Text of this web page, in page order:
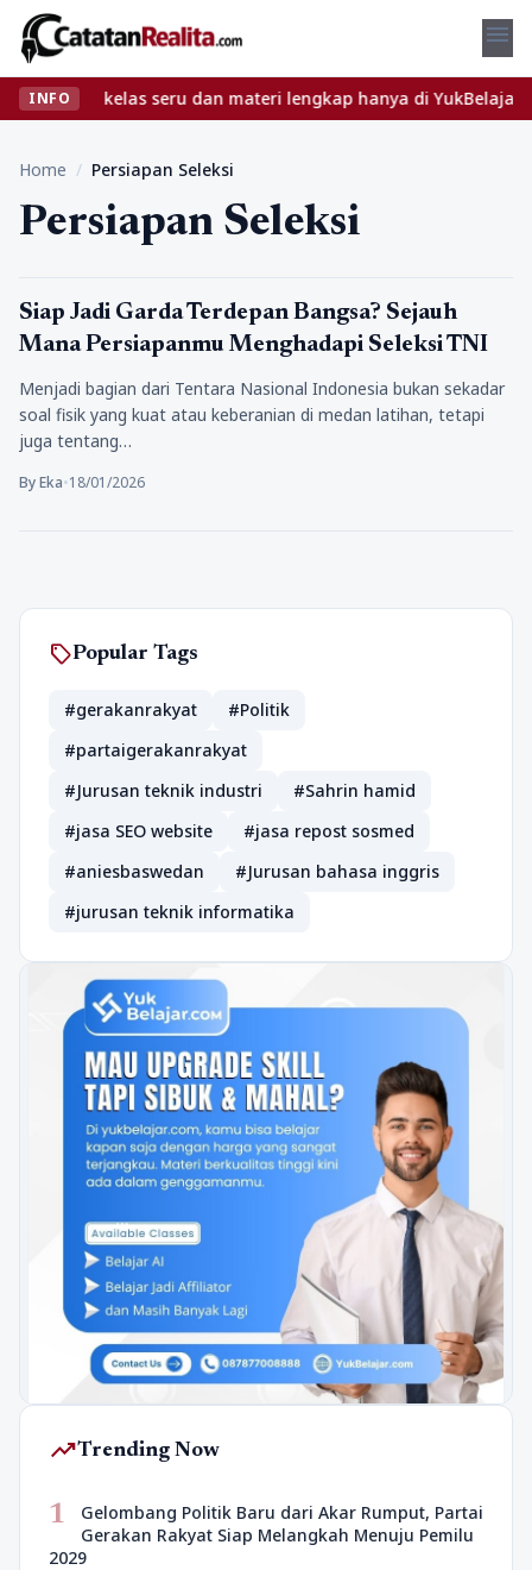
menu
INFOkelas seru dan materi lengkap hanya di
Home / Persiapan Seleksi
Persiapan Seleksi
Tips
Siap Jadi Garda Terdepan Bangsa? Sejauh
Mana Persiapanmu Menghadapi Seleksi TNI
Menjadi bagian dari Tentara Nasional Indonesia bukan sekadar
soal fisik yang kuat atau keberanian di medan latihan, tetapi
juga tentang…
By Eka•18/01/2026
sellPopular Tags
#gerakanrakyat
#Politik
#partaigerakanrakyat
#Jurusan teknik industri
#Sahrin hamid
#jasa SEO website
#jasa repost sosmed
#aniesbaswedan
#Jurusan bahasa inggris
#jurusan teknik informatika
trending_upTrending Now
1
Gelombang Politik Baru dari Akar Rumput, Partai
Gerakan Rakyat Siap Melangkah Menuju Pemilu
2029